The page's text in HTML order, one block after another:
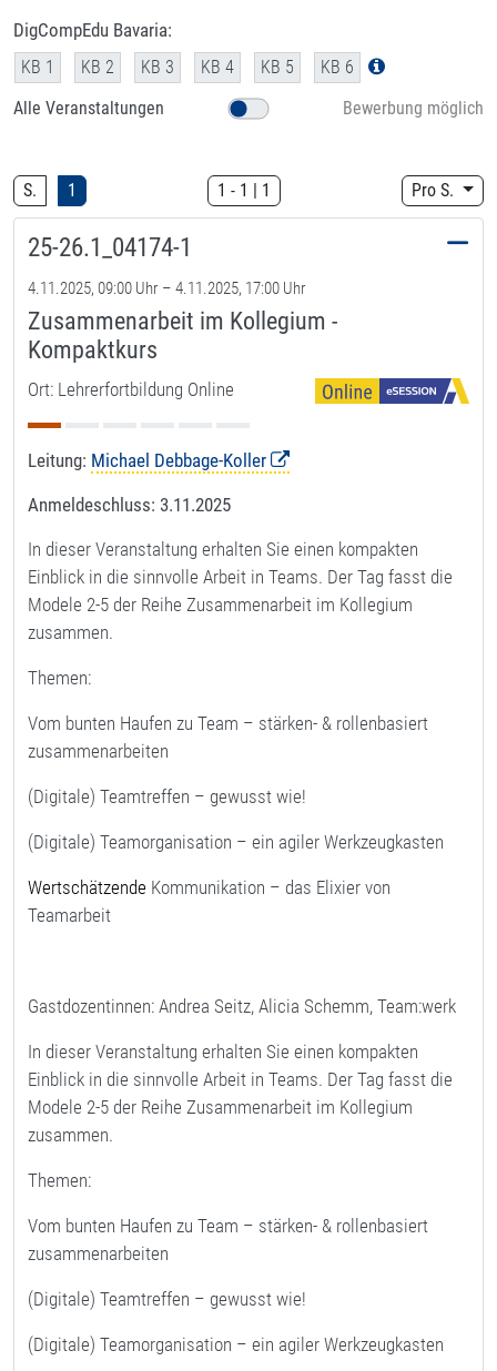
DigCompEdu Bavaria:
KB 1 KB 2 KB 3 KB 4 KB 5
KB 6
Alle Veranstaltungen
Bewerbung möglich
S. 1 1 - 1 | 1 Pro S.
25-26.1_04174-1
4.11.2025, 09:00 Uhr – 4.11.2025, 17:00 Uhr
Zusammenarbeit im Kollegium -
Kompaktkurs
Ort: Lehrerfortbildung Online
Leitung: Michael Debbage-Koller
Anmeldeschluss: 3.11.2025
In dieser Veranstaltung erhalten Sie einen kompakten
Einblick in die sinnvolle Arbeit in Teams. Der Tag fasst die
Modele 2-5 der Reihe Zusammenarbeit im Kollegium
zusammen.
Themen:
Vom bunten Haufen zu Team – stärken- & rollenbasiert
zusammenarbeiten
(Digitale) Teamtreffen – gewusst wie!
(Digitale) Teamorganisation – ein agiler Werkzeugkasten
Wertschätzende Kommunikation – das Elixier von
Teamarbeit
Gastdozentinnen: Andrea Seitz, Alicia Schemm, Team:werk
In dieser Veranstaltung erhalten Sie einen kompakten
Einblick in die sinnvolle Arbeit in Teams. Der Tag fasst die
Modele 2-5 der Reihe Zusammenarbeit im Kollegium
zusammen.
Themen:
Vom bunten Haufen zu Team – stärken- & rollenbasiert
zusammenarbeiten
(Digitale) Teamtreffen – gewusst wie!
(Digitale) Teamorganisation – ein agiler Werkzeugkasten